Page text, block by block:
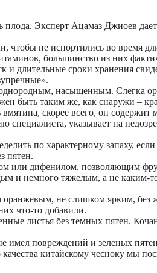
Эксперт Ацамаз Джиоев
чтобы не испортились во время
большинство из них
длительные сроки хранения
насыщенным. Слегка
быть таким же, как снаружи –
скорее всего, он
специалиста, указывает на
по характерному запаху, если
пятен.
или дифенилом, позволяющим
и немного тяжелым, а не
не слишком ярким,
что-то добавили.
листья без темных пятен.
имел повреждений и зеленых
китайскому чесноку мы